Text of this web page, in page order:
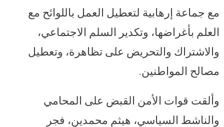
مع جماعة إرهابية لتعطيل العمل باللوائح مع
العلم بأغراضها، وتكدير السلم الاجتماعي،
والاشتراك والتحريض على تظاهرة، وتعطيل
مصالح المواطنين.
وألقت قوات الأمن القبض على المحامي
والناشط السياسي، هيثم محمدين، فجر